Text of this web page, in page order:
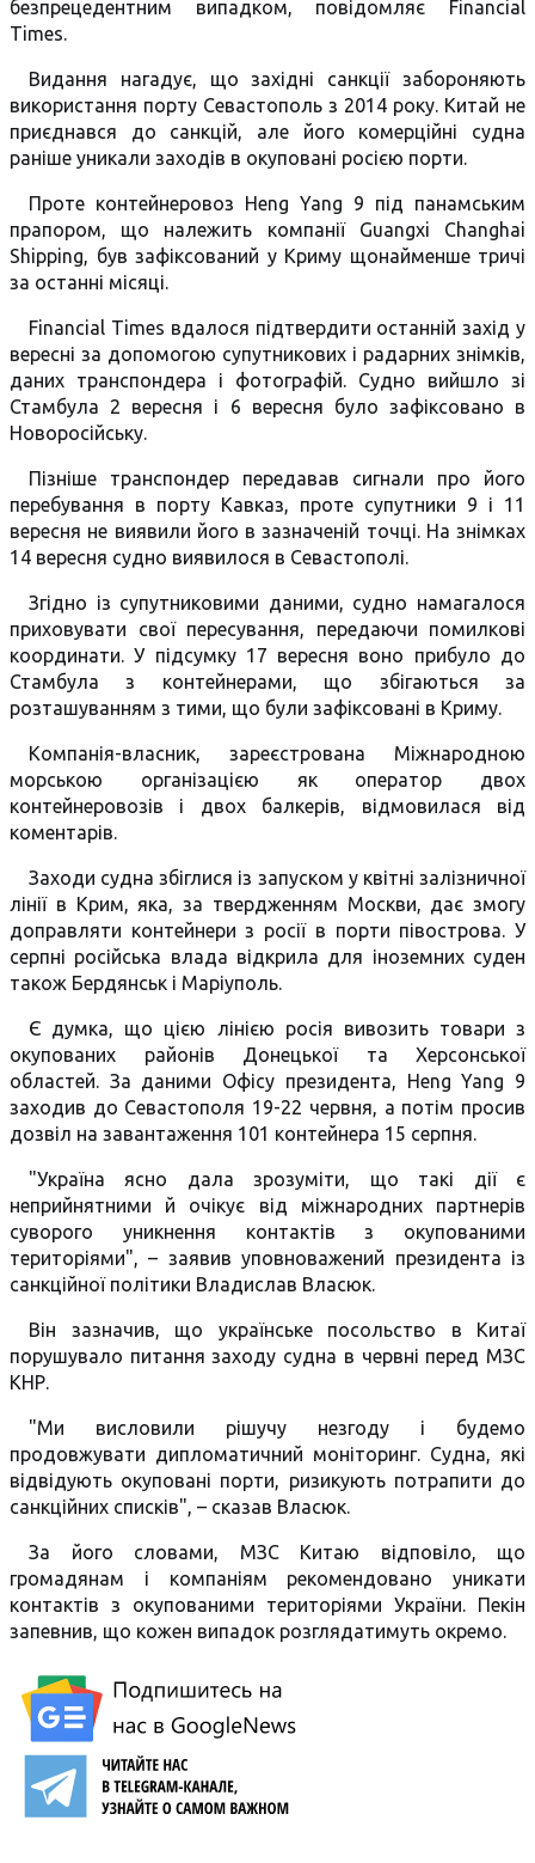
безпрецедентним випадком, повідомляє Financial
Times.
Видання нагадує, що західні санкції забороняють
використання порту Севастополь з 2014 року. Китай не
приєднався до санкцій, але його комерційні судна
раніше уникали заходів в окуповані росією порти.
Проте контейнеровоз Heng Yang 9 під панамським
прапором, що належить компанії Guangxi Changhai
Shipping, був зафіксований у Криму щонайменше тричі
за останні місяці.
Financial Times вдалося підтвердити останній захід у
вересні за допомогою супутникових і радарних знімків,
даних транспондера і фотографій. Судно вийшло зі
Стамбула 2 вересня і 6 вересня було зафіксовано в
Новоросійську.
Пізніше транспондер передавав сигнали про його
перебування в порту Кавказ, проте супутники 9 і 11
вересня не виявили його в зазначеній точці. На знімках
14 вересня судно виявилося в Севастополі.
Згідно із супутниковими даними, судно намагалося
приховувати свої пересування, передаючи помилкові
координати. У підсумку 17 вересня воно прибуло до
Стамбула з контейнерами, що збігаються за
розташуванням з тими, що були зафіксовані в Криму.
Компанія-власник, зареєстрована Міжнародною
морською організацією як оператор двох
контейнеровозів і двох балкерів, відмовилася від
коментарів.
Заходи судна збіглися із запуском у квітні залізничної
лінії в Крим, яка, за твердженням Москви, дає змогу
доправляти контейнери з росії в порти півострова. У
серпні російська влада відкрила для іноземних суден
також Бердянськ і Маріуполь.
Є думка, що цією лінією росія вивозить товари з
окупованих районів Донецької та Херсонської
областей. За даними Офісу президента, Heng Yang 9
заходив до Севастополя 19-22 червня, а потім просив
дозвіл на завантаження 101 контейнера 15 серпня.
"Україна ясно дала зрозуміти, що такі дії є
неприйнятними й очікує від міжнародних партнерів
суворого уникнення контактів з окупованими
територіями", – заявив уповноважений президента із
санкційної політики Владислав Власюк.
Він зазначив, що українське посольство в Китаї
порушувало питання заходу судна в червні перед МЗС
КНР.
"Ми висловили рішучу незгоду і будемо
продовжувати дипломатичний моніторинг. Судна, які
відвідують окуповані порти, ризикують потрапити до
санкційних списків", – сказав Власюк.
За його словами, МЗС Китаю відповіло, що
громадянам і компаніям рекомендовано уникати
контактів з окупованими територіями України. Пекін
запевнив, що кожен випадок розглядатимуть окремо.